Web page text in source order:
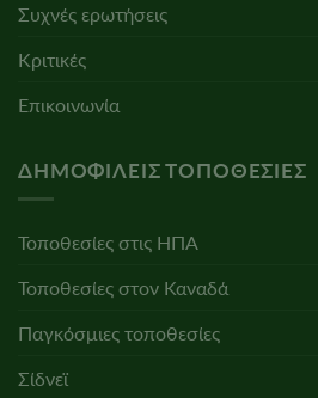
Συχνές ερωτήσεις
Κριτικές
Επικοινωνία
ΔΗΜΟΦΙΛΕΊΣ ΤΟΠΟΘΕΣΊΕΣ
Τοποθεσίες στις ΗΠΑ
Τοποθεσίες στον Καναδά
Παγκόσμιες τοποθεσίες
Σίδνεϊ